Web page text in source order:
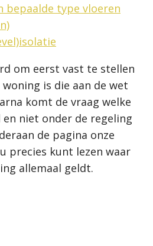
bepaalde type vloeren
om eerst vast te stellen
is die aan de wet
komt de vraag welke
niet onder de regeling
de pagina onze
precies kunt lezen waar
allemaal geldt.